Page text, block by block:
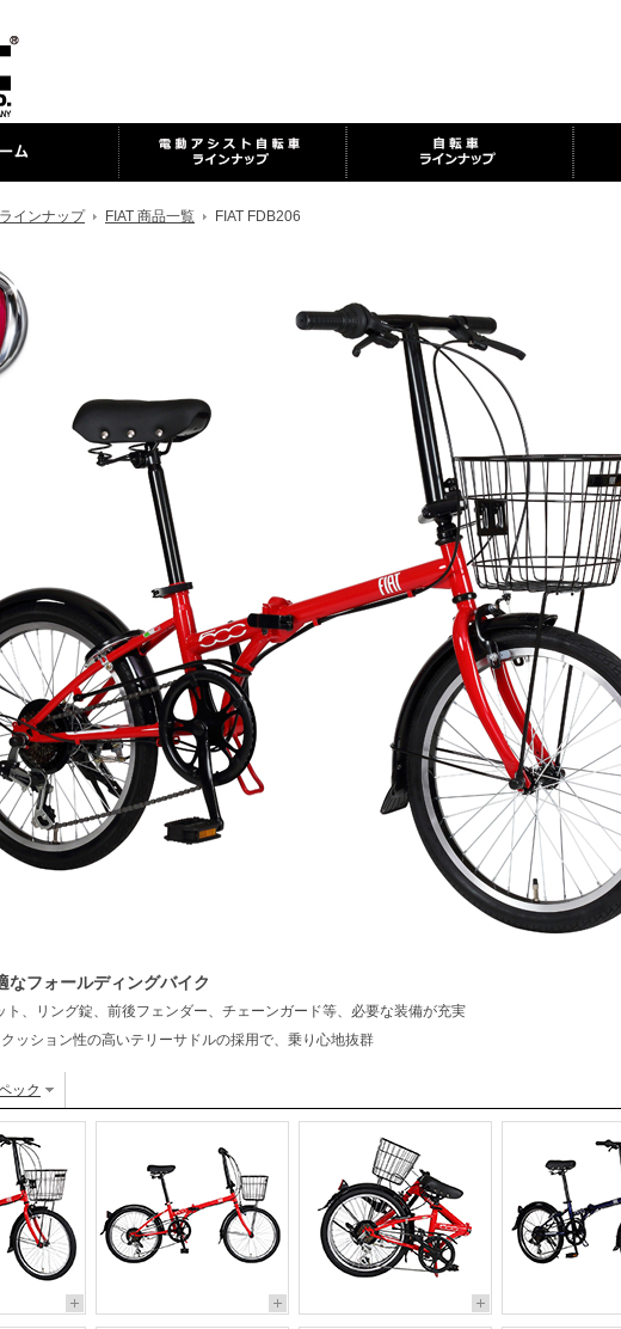
ラインナップ FIAT 商品一覧 FIAT FDB206
なフォールディングバイク
ト、リング錠、前後フェンダー、チェーンガード等、必要な装備が充実
ッション性の高いテリーサドルの採用で、乗り心地抜群
ック